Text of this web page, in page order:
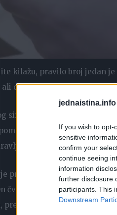
jednaistina.info
If you wish to
sensitive
confirm your
continue seeing
information
further disclosure
participants. This
Downstream
kilažu, pravilo broj jedan
dok se kašika ne probuši,
sirćeta dnevno, niti bilo
ukoliko nema
presudno, ukoliko želimo
čvrsto vjeruje da se kilaža
Stil.